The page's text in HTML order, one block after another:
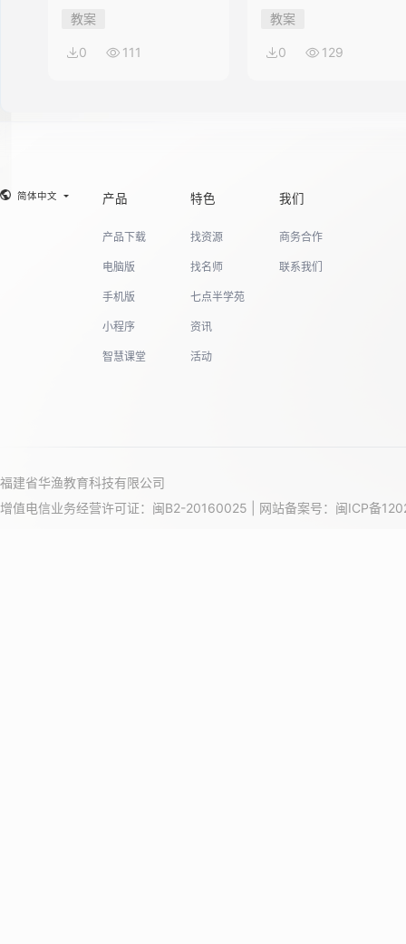
册教案第8单元《单元复习》
教案
0 111
册教案第9单元《单元复
教案
0 129
简体中文 产品
产品下载
电脑版
手机版
小程序
智慧课堂
特色
找资源
找名师
七点半学苑
资讯
活动
我们
商务合作
联系我们
福建省华渔教育科技有限公司
增值电信业务经营许可证：闽B2-20160025 | 网站备案号： 闽ICP备